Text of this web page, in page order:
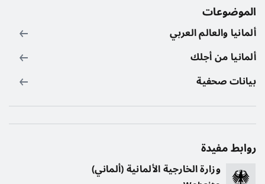
الموضوعات
ألمانيا والعالم العربي
ألمانيا من أجلك
بيانات صحفية
روابط مفيدة
وزارة الخارجية الألمانية (ألماني)